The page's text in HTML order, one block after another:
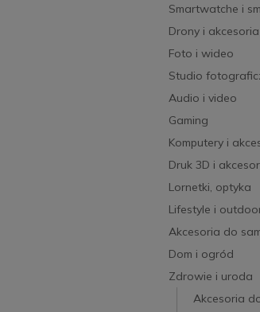
Smartwatche i
Drony i akcesoria
Foto i wideo
Studio
Audio i video
Gaming
Komputery i
Druk 3D i
Lornetki, optyka
Lifestyle i
Akcesoria do
Dom i ogród
Zdrowie i uroda
Akcesoria